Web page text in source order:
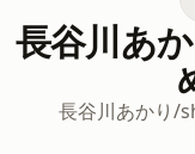
長谷川あ
長谷川あかり/